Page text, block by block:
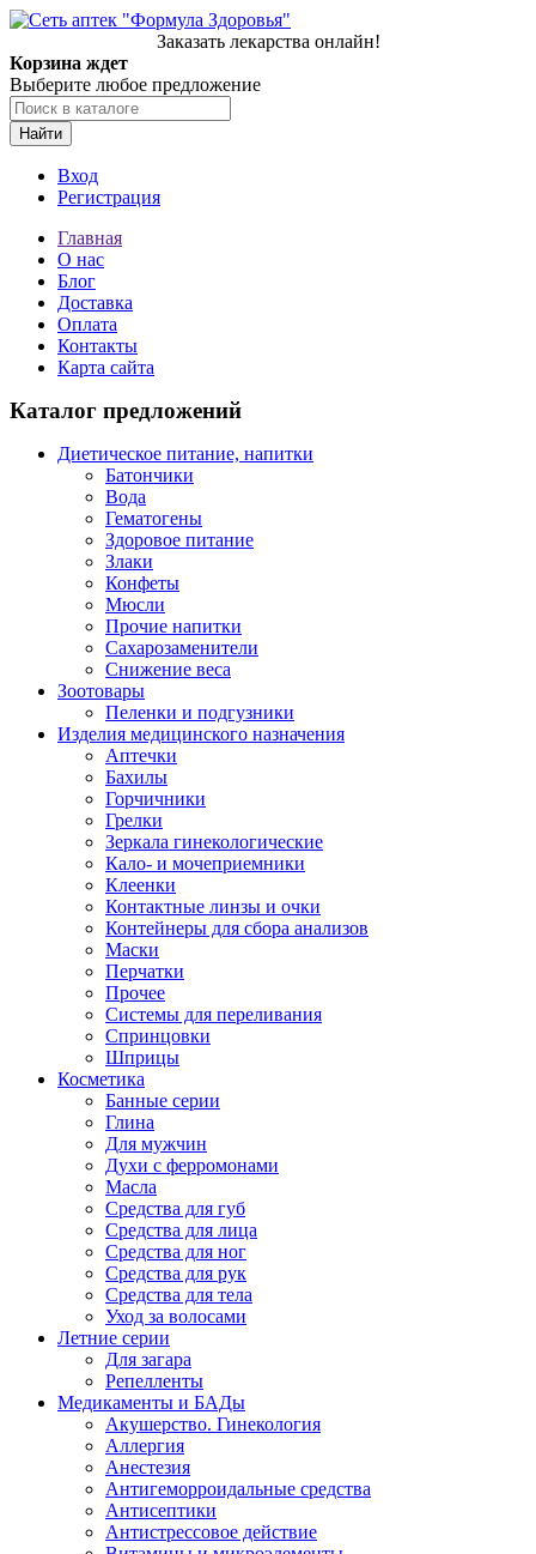
Заказать лекарства онлайн!
Корзина ждет
Выберите любое предложение
Найти
Вход
Регистрация
Главная
О нас
Блог
Доставка
Оплата
Контакты
Карта сайта
Каталог предложений
Диетическое питание, напитки
Батончики
Вода
Гематогены
Здоровое питание
Злаки
Конфеты
Мюсли
Прочие напитки
Сахарозаменители
Снижение веса
Зоотовары
Пеленки и подгузники
Изделия медицинского назначения
Аптечки
Бахилы
Горчичники
Грелки
Зеркала гинекологические
Кало- и мочеприемники
Клеенки
Контактные линзы и очки
Контейнеры для сбора анализов
Маски
Перчатки
Прочее
Системы для переливания
Спринцовки
Шприцы
Косметика
Банные серии
Глина
Для мужчин
Духи с ферромонами
Масла
Средства для губ
Средства для лица
Средства для ног
Средства для рук
Средства для тела
Уход за волосами
Летние серии
Для загара
Репелленты
Медикаменты и БАДы
Акушерство. Гинекология
Аллергия
Анестезия
Антигеморроидальные средства
Антисептики
Антистрессовое действие